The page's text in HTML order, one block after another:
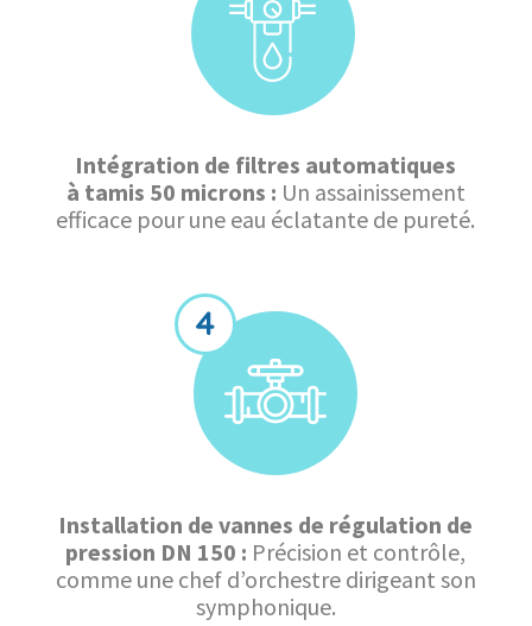
Intégration de filtres automatiques
à tamis 50 microns : Un assainissement
efficace pour une eau éclatante de pureté.
Installation de vannes de régulation de
pression DN 150 : Précision et contrôle,
comme une chef d’orchestre dirigeant son
symphonique.